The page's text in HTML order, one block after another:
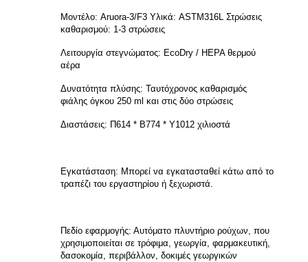
Μοντέλο: Aruora-3/F3 Υλικά: ASTM316L Στρώσεις
καθαρισμού: 1-3 στρώσεις
Λειτουργία στεγνώματος: EcoDry / HEPA θερμού
αέρα
Δυνατότητα πλύσης: Ταυτόχρονος καθαρισμός
φιάλης όγκου 250 ml και στις δύο στρώσεις
Διαστάσεις: Π614 * Β774 * Υ1012 χιλιοστά
Εγκατάσταση: Μπορεί να εγκατασταθεί κάτω από το
τραπέζι του εργαστηρίου ή ξεχωριστά.
Πεδίο εφαρμογής: Αυτόματο πλυντήριο ρούχων, που
χρησιμοποιείται σε τρόφιμα, γεωργία, φαρμακευτική,
δασοκομία, περιβάλλον, δοκιμές γεωργικών